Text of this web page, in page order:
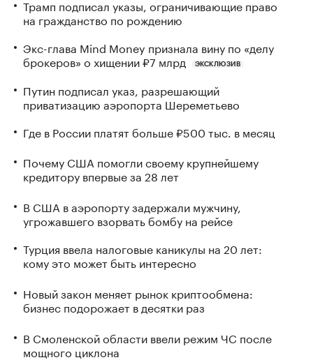
Трамп подписал указы, ограничивающие право
на гражданство по рождению
Экс-глава Mind Money признала вину по «делу
брокеров» о хищении ₽7 млрд
ЭКСКЛЮЗИВ
Путин подписал указ, разрешающий
приватизацию аэропорта Шереметьево
Где в России платят больше ₽500 тыс. в месяц
Почему США помогли своему крупнейшему
кредитору впервые за 28 лет
В США в аэропорту задержали мужчину,
угрожавшего взорвать бомбу на рейсе
Турция ввела налоговые каникулы на 20 лет:
кому это может быть интересно
Новый закон меняет рынок криптообмена:
бизнес подорожает в десятки раз
В Смоленской области ввели режим ЧС после
мощного циклона